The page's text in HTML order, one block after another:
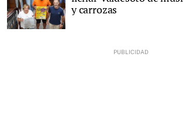
y carrozas